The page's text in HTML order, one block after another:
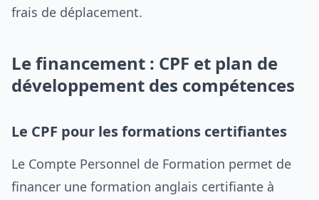
frais de déplacement.
Le financement : CPF et plan de
développement des compétences
Le CPF pour les formations certifiantes
Le Compte Personnel de Formation permet de
financer une formation anglais certifiante à